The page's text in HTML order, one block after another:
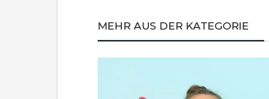
MEHR AUS DER KATEGORIE